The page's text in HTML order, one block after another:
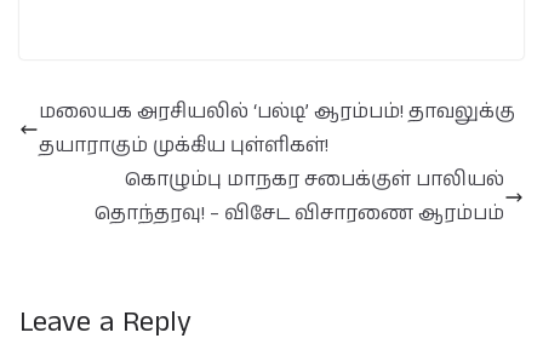
மலையக அரசியலில் ‘பல்டி’ ஆரம்பம்! தாவலுக்கு
தயாராகும் முக்கிய புள்ளிகள்!
கொழும்பு மாநகர சபைக்குள் பாலியல்
தொந்தரவு! – விசேட விசாரணை ஆரம்பம்
Leave a Reply